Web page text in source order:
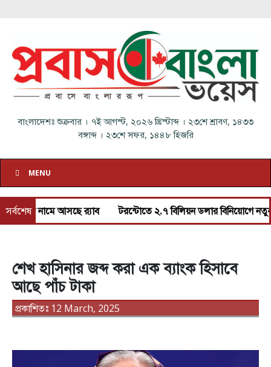
বাংলাদেশঃ শুক্রবার । ৭ই আগস্ট, ২০২৬ খ্রিস্টাব্দ । ২৩শে শ্রাবণ, ১৪৩৩
বঙ্গাব্দ। ২৩শে সফর, ১৪৪৮ হিজরি
MENU
সর্বশেষ
নতুন নামে আসছে র‌্যাব টরন্টোতে ২.৭ বিলিয়ন ডলার বিনিয়োগে নতুন
শেখ হাসিনার জব্দ করা এক ব্যাংক হিসাবে
আছে পাঁচ টাকা
প্রকাশিতঃ 12 March, 2025